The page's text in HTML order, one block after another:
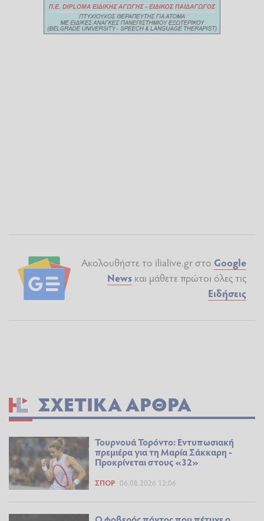
Ακολουθήστε το ilialive.gr στο Google
News και μάθετε πρώτοι όλες τις
Ειδήσεις
ΣΧΕΤΙΚΆ ΆΡΘΡΑ
Τουρνουά Τορόντο: Εντυπωσιακή
πρεμιέρα για τη Μαρία Σάκκαρη -
Προκρίνεται στους «32»
ΣΠΟΡ 06.08.2026 12:06